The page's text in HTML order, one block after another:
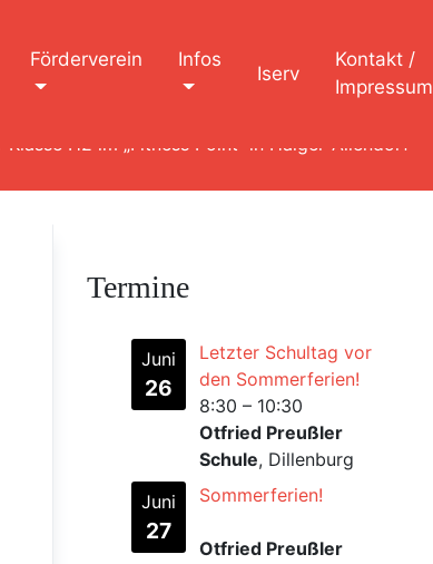
Förderverein Infos
Iserv
Kontakt /
Impressum
Klasse H2 im „Fitness Point“ in Haiger-Allendorf
Termine
Juni
26
Letzter Schultag vor
den Sommerferien!
8:30 – 10:30
Otfried Preußler
Schule, Dillenburg
Juni
27
Sommerferien!
Otfried Preußler